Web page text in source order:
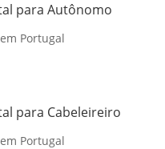
para Autônomo
Portugal
para Cabeleireiro
Portugal